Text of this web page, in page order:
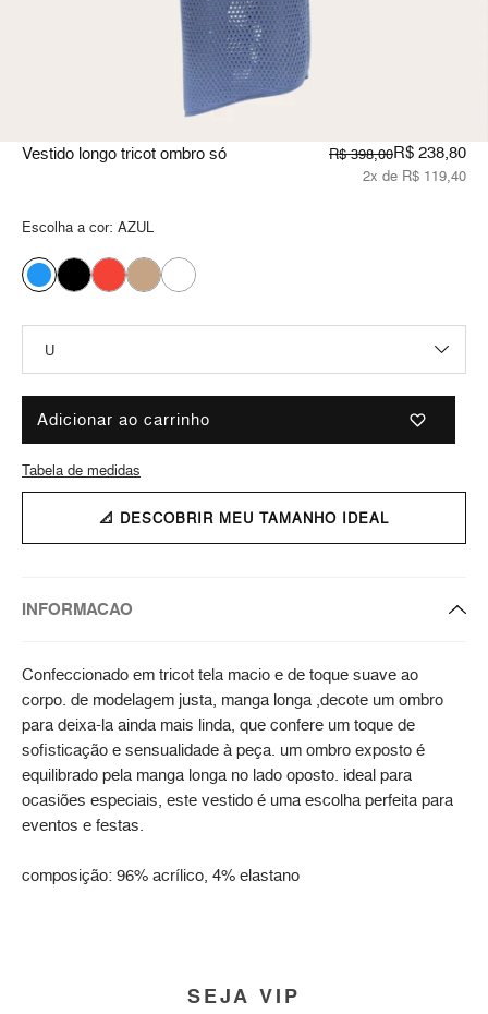
Vestido longo tricot ombro só R$ 398,00R$ 238,80
2x de R$ 119,40
Escolha a cor: AZUL
Adicionar ao carrinho
Tabela de medidas
📐 DESCOBRIR MEU TAMANHO IDEAL
INFORMACAO
Confeccionado em tricot tela macio e de toque suave ao
corpo. de modelagem justa, manga longa ,decote um ombro
para deixa-la ainda mais linda, que confere um toque de
sofisticação e sensualidade à peça. um ombro exposto é
equilibrado pela manga longa no lado oposto. ideal para
ocasiões especiais, este vestido é uma escolha perfeita para
eventos e festas.
composição: 96% acrílico, 4% elastano
SEJA VIP